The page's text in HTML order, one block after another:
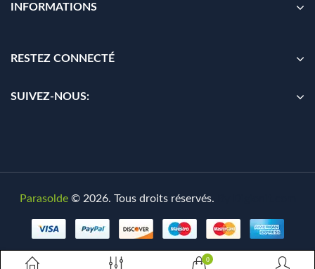
INFORMATIONS
RESTEZ CONNECTÉ
SUIVEZ-NOUS:
Parasolde© 2026. Tous droits réservés.
0